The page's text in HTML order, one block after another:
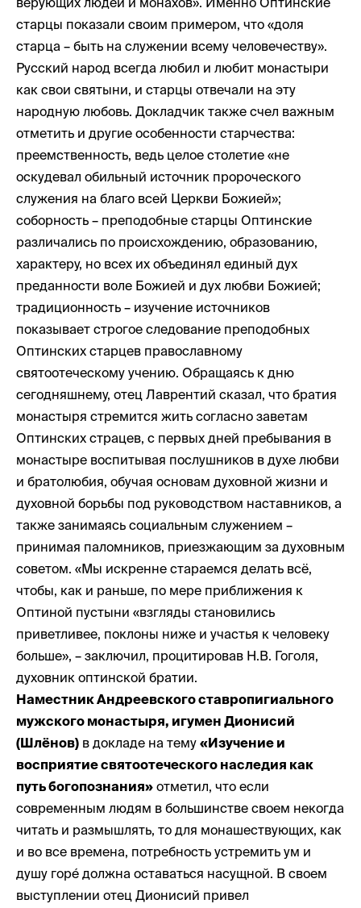
старцы показали своим примером, что «доля
старца – быть на служении всему человечеству».
Русский народ всегда любил и любит монастыри
как свои святыни, и старцы отвечали на эту
народную любовь. Докладчик также счел важным
отметить и другие особенности старчества:
преемственность, ведь целое столетие «не
оскудевал обильный источник пророческого
служения на благо всей Церкви Божией»;
соборность – преподобные старцы Оптинские
различались по происхождению, образованию,
характеру, но всех их объединял единый дух
преданности воле Божией и дух любви Божией;
традиционность – изучение источников
показывает строгое следование преподобных
Оптинских старцев православному
святоотеческому учению. Обращаясь к дню
сегодняшнему, отец Лаврентий сказал, что братия
монастыря стремится жить согласно заветам
Оптинских страцев, с первых дней пребывания в
монастыре воспитывая послушников в духе любви
и братолюбия, обучая основам духовной жизни и
духовной борьбы под руководством наставников, а
также занимаясь социальным служением –
принимая паломников, приезжающим за духовным
советом. «Мы искренне стараемся делать всё,
чтобы, как и раньше, по мере приближения к
Оптиной пустыни «взгляды становились
приветливее, поклоны ниже и участья к человеку
больше», – заключил, процитировав Н.В. Гоголя,
духовник оптинской братии.
Наместник Андреевского ставропигиального
мужского монастыря, игумен Дионисий
(Шлёнов) в докладе на тему «Изучение и
восприятие святоотеческого наследия как
путь богопознания» отметил, что если
современным людям в большинстве своем некогда
читать и размышлять, то для монашествующих, как
и во все времена, потребность устремить ум и
душу горé должна оставаться насущной. В своем
выступлении отец Дионисий привел